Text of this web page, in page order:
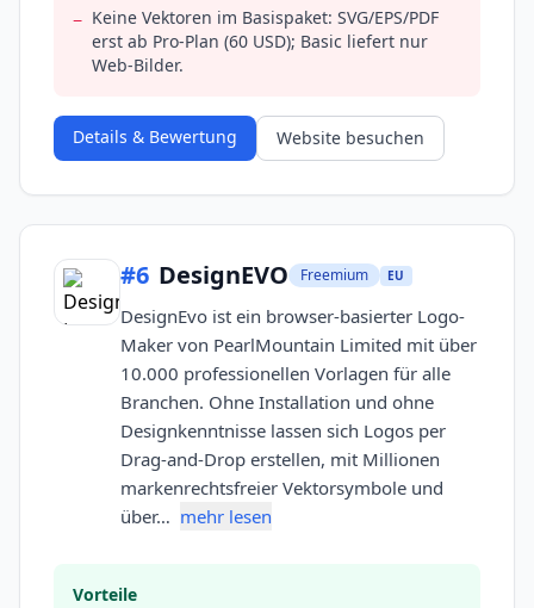
− Keine Vektoren im Basispaket: SVG/EPS/PDF
erst ab Pro-Plan (60 USD); Basic liefert nur
Web-Bilder.
Details & Bewertung Website besuchen
#6 DesignEVO Freemium EU
DesignEvo ist ein browser-basierter Logo-
Maker von PearlMountain Limited mit über
10.000 professionellen Vorlagen für alle
Branchen. Ohne Installation und ohne
Designkenntnisse lassen sich Logos per
Drag-and-Drop erstellen, mit Millionen
markenrechtsfreier Vektorsymbole und
über… mehr lesen
Vorteile